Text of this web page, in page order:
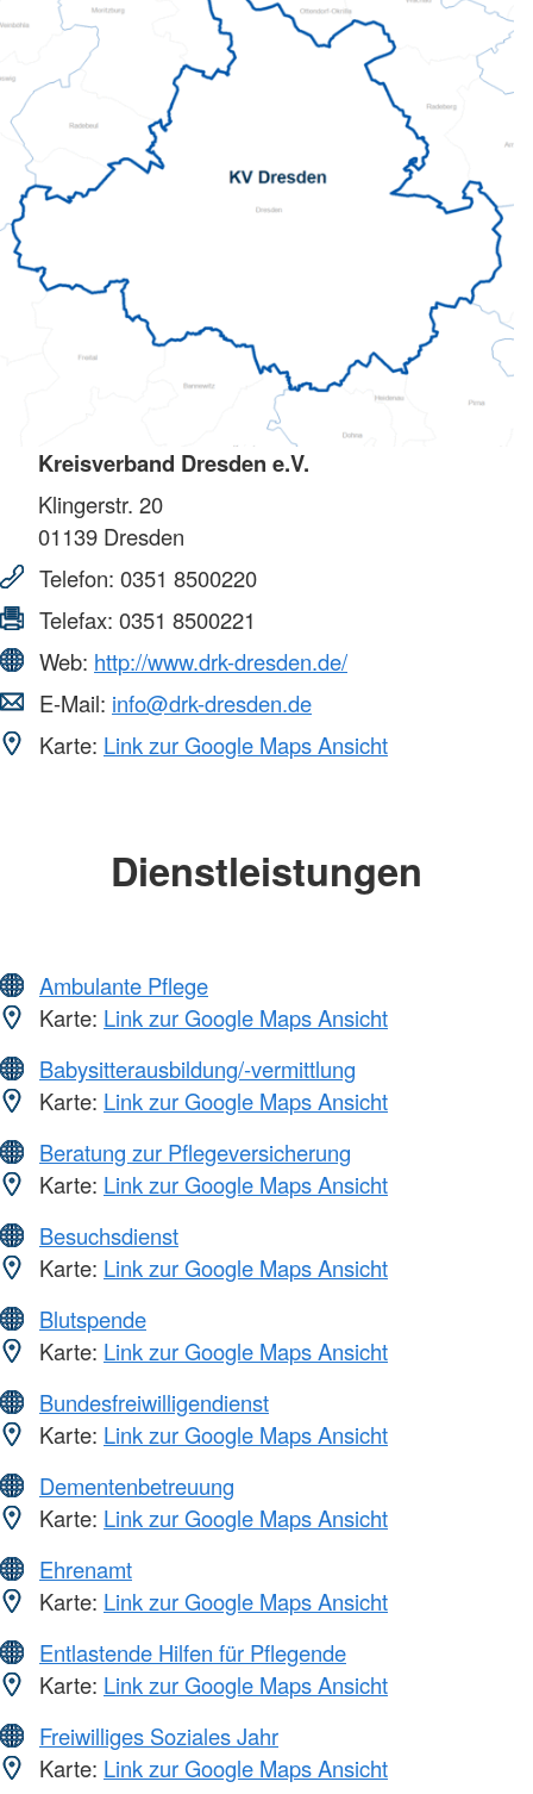
Kreisverband Dresden e.V.
Klingerstr. 20
01139 Dresden
Telefon: 0351 8500220
Telefax: 0351 8500221
Web: http://www.drk-dresden.de/
E-Mail: info@drk-dresden.de
Karte: Link zur Google Maps Ansicht
Dienstleistungen
Ambulante Pflege
Karte: Link zur Google Maps Ansicht
Babysitterausbildung/-vermittlung
Karte: Link zur Google Maps Ansicht
Beratung zur Pflegeversicherung
Karte: Link zur Google Maps Ansicht
Besuchsdienst
Karte: Link zur Google Maps Ansicht
Blutspende
Karte: Link zur Google Maps Ansicht
Bundesfreiwilligendienst
Karte: Link zur Google Maps Ansicht
Dementenbetreuung
Karte: Link zur Google Maps Ansicht
Ehrenamt
Karte: Link zur Google Maps Ansicht
Entlastende Hilfen für Pflegende
Karte: Link zur Google Maps Ansicht
Freiwilliges Soziales Jahr
Karte: Link zur Google Maps Ansicht